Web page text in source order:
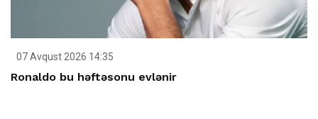
07 Avqust 2026 14:35
Ronaldo bu həftəsonu evlənir